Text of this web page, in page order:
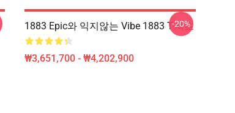
1883 Epic와 익지않는 Vibe 1883 T-셔츠
₩3,651,700 - ₩4,202,900
-20%